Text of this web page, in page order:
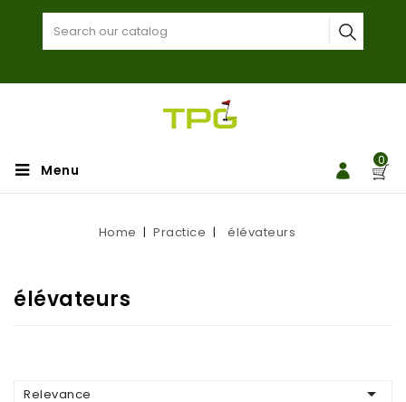
0
Menu
Home Practice élévateurs
élévateurs
Relevance 